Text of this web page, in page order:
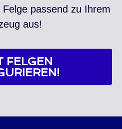
passend zu Ihrem
aus!
FELGEN